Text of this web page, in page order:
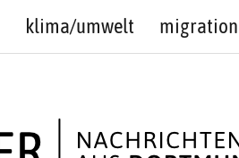
klima/umwelt migration